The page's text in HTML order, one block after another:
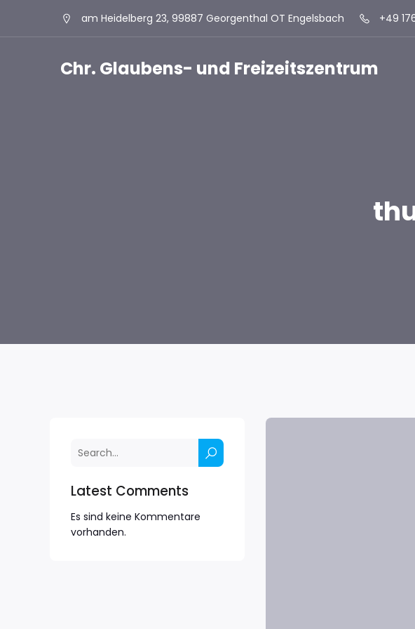
am Heidelberg 23, 99887 Georgenthal OT Engelsbach +49
Chr. Glaubens- und Freizeitszentrum
Latest Comments
Es sind keine Kommentare
vorhanden.